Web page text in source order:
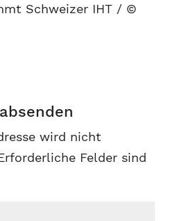
Schweizer IHT / ©
wird nicht
Felder sind